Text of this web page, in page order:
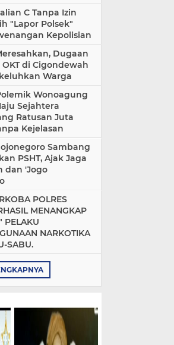
C Tanpa Izin
"Lapor Polsek"
Kepolisian
Dugaan
di Cigondewah
Warga
Wonoagung
Sejahtera
Ratusan Juta
Kejelasan
Sambang
PSHT, Ajak Jaga
dan 'Jogo
POLRES
MENANGKAP
PELAKU
NARKOTIKA
SABU.